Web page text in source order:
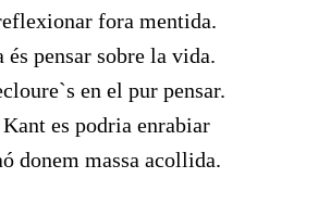
fora mentida.
és pensar sobre la vida.
en el pur pensar.
es podria enrabiar
donem massa acollida.